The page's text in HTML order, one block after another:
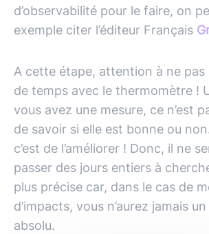
d’observabilité pour le faire, on
exemple citer l’éditeur Français
A cette étape, attention à ne
de temps avec le thermomètre !
vous avez une mesure, ce n’est
de savoir si elle est bonne ou
c’est de l’améliorer ! Donc, il ne
passer des jours entiers à
plus précise car, dans le cas de
d’impacts, vous n’aurez jamais
absolu.